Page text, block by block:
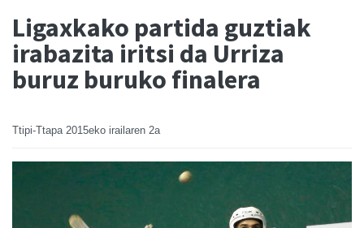
Ligaxkako partida guztiak
irabazita iritsi da Urriza
buruz buruko finalera
Ttipi-Ttapa 2015eko irailaren 2a